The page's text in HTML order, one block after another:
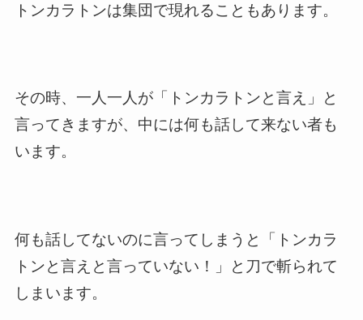
トンカラトンは集団で現れることもあります。
その時、一人一人が「トンカラトンと言え」と
言ってきますが、中には何も話して来ない者も
います。
何も話してないのに言ってしまうと「トンカラ
トンと言えと言っていない！」と刀で斬られて
しまいます。